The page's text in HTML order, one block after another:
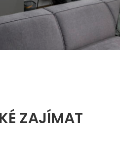
ZAJÍMAT